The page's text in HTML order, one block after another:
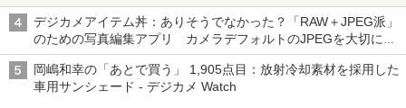
デジカメアイテム丼：ありそうでなかった？「RAW＋JPEG派」
のための写真編集アプリ カメラデフォルトのJPEGを大切にす
る「Filmator」
岡嶋和幸の「あとで買う」 1,905点目：放射冷却素材を採用した
車用サンシェード - デジカメ Watch